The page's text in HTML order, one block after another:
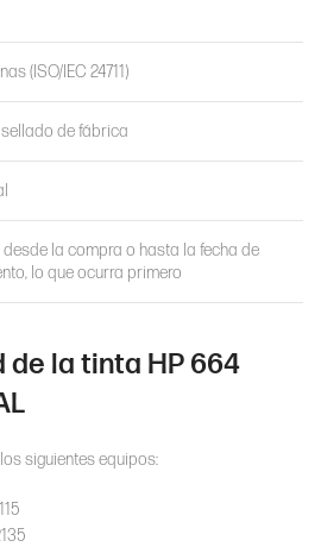
(ISO/IEC 24711)
de fábrica
desde la compra o hasta la fecha de
lo que ocurra primero
la tinta HP 664
siguientes equipos: